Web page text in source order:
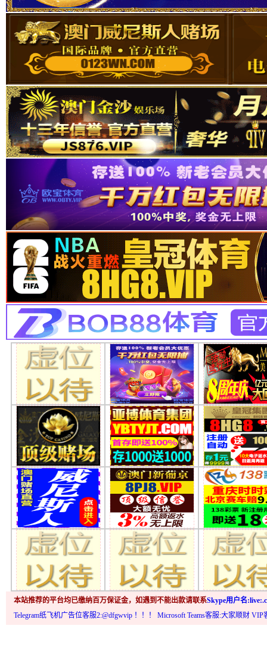
本站推荐的平台均已缴纳百万保证金，如遇到不能出款请联系Skype用户名
Telegram纸飞机广告位客服2:@dfgwvip ！！！ Microsoft Teams客服:大家顺财 VIP